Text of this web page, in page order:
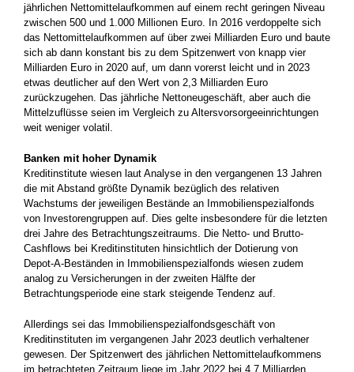
jährlichen Nettomittelaufkommen auf einem recht geringen Niveau
zwischen 500 und 1.000 Millionen Euro. In 2016 verdoppelte sich
das Nettomittelaufkommen auf über zwei Milliarden Euro und baute
sich ab dann konstant bis zu dem Spitzenwert von knapp vier
Milliarden Euro in 2020 auf, um dann vorerst leicht und in 2023
etwas deutlicher auf den Wert von 2,3 Milliarden Euro
zurückzugehen. Das jährliche Nettoneugeschäft, aber auch die
Mittelzuflüsse seien im Vergleich zu Altersvorsorgeeinrichtungen
weit weniger volatil.
Banken mit hoher Dynamik
Kreditinstitute wiesen laut Analyse in den vergangenen 13 Jahren
die mit Abstand größte Dynamik bezüglich des relativen
Wachstums der jeweiligen Bestände an Immobilienspezialfonds
von Investorengruppen auf. Dies gelte insbesondere für die letzten
drei Jahre des Betrachtungszeitraums. Die Netto- und Brutto-
Cashflows bei Kreditinstituten hinsichtlich der Dotierung von
Depot-A-Beständen in Immobilienspezialfonds wiesen zudem
analog zu Versicherungen in der zweiten Hälfte der
Betrachtungsperiode eine stark steigende Tendenz auf.
Allerdings sei das Immobilienspezialfondsgeschäft von
Kreditinstituten im vergangenen Jahr 2023 deutlich verhaltener
gewesen. Der Spitzenwert des jährlichen Nettomittelaufkommens
im betrachteten Zeitraum liege im Jahr 2022 bei 4,7 Milliarden